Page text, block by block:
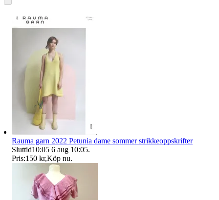
Rauma garn 2022 Petunia dame sommer strikkeoppskrifter
Sluttid10:05 6 aug 10:05.
Pris:150 kr,Köp nu.